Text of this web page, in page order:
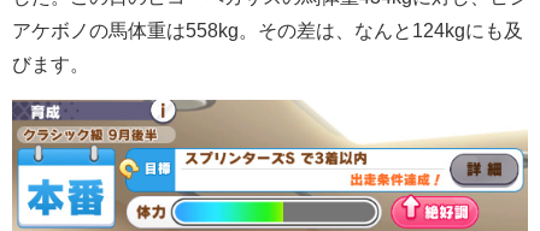
アケボノの馬体重は558kg。その差は、なんと124kgにも及
びます。